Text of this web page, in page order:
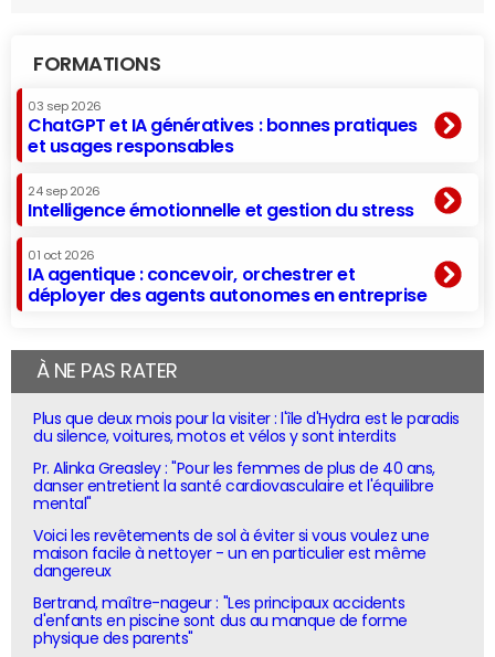
FORMATIONS
03 sep 2026
ChatGPT et IA génératives : bonnes pratiques
et usages responsables
24 sep 2026
Intelligence émotionnelle et gestion du stress
01 oct 2026
IA agentique : concevoir, orchestrer et
déployer des agents autonomes en entreprise
À NE PAS RATER
Plus que deux mois pour la visiter : l'île d'Hydra est le paradis
du silence, voitures, motos et vélos y sont interdits
Pr. Alinka Greasley : "Pour les femmes de plus de 40 ans,
danser entretient la santé cardiovasculaire et l'équilibre
mental"
Voici les revêtements de sol à éviter si vous voulez une
maison facile à nettoyer - un en particulier est même
dangereux
Bertrand, maître-nageur : "Les principaux accidents
d'enfants en piscine sont dus au manque de forme
physique des parents"